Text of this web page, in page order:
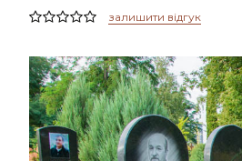
залишити відгук